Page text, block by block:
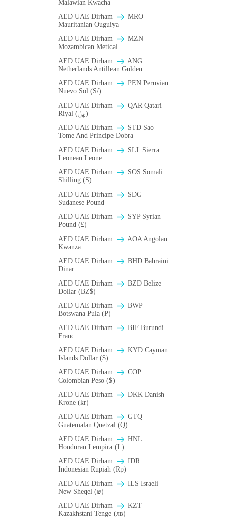
Malawian Kwacha
AED UAE Dirham
MRO
Mauritanian Ouguiya
AED UAE Dirham
MZN
Mozambican Metical
AED UAE Dirham
ANG
Netherlands Antillean Gulden
AED UAE Dirham
PEN Peruvian
Nuevo Sol (S/).
AED UAE Dirham
QAR Qatari
Riyal (﷼)
AED UAE Dirham
STD Sao
Tome And Principe Dobra
AED UAE Dirham
SLL Sierra
Leonean Leone
AED UAE Dirham
SOS Somali
Shilling (S)
AED UAE Dirham
SDG
Sudanese Pound
AED UAE Dirham
SYP Syrian
Pound (£)
AED UAE Dirham
AOA Angolan
Kwanza
AED UAE Dirham
BHD Bahraini
Dinar
AED UAE Dirham
BZD Belize
Dollar (BZ$)
AED UAE Dirham
BWP
Botswana Pula (P)
AED UAE Dirham
BIF Burundi
Franc
AED UAE Dirham
KYD Cayman
Islands Dollar ($)
AED UAE Dirham
COP
Colombian Peso ($)
AED UAE Dirham
DKK Danish
Krone (kr)
AED UAE Dirham
GTQ
Guatemalan Quetzal (Q)
AED UAE Dirham
HNL
Honduran Lempira (L)
AED UAE Dirham
IDR
Indonesian Rupiah (Rp)
AED UAE Dirham
ILS Israeli
New Sheqel (₪)
AED UAE Dirham
KZT
Kazakhstani Tenge (лв)